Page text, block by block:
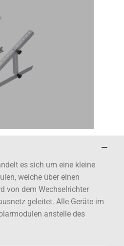
es sich um eine kleine
welche über einen
von dem Wechselrichter
geleitet. Alle Geräte im
anstelle des